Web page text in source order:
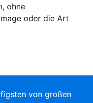
ohne
oder die Art
von großen